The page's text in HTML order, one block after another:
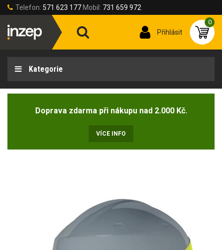
Telefon: 571 623 177 Mobil: 731 659 972
Přihlásit
0
Kategorie
Doprava zdarma při nákupu nad 2.000 Kč.
VÍCE INFO